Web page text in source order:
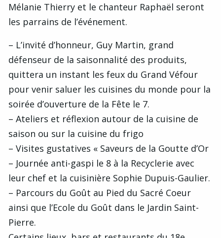
Mélanie Thierry et le chanteur Raphaël seront
les parrains de l’événement.
– L’invité d’honneur, Guy Martin, grand
défenseur de la saisonnalité des produits,
quittera un instant les feux du Grand Véfour
pour venir saluer les cuisines du monde pour la
soirée d’ouverture de la Fête le 7.
– Ateliers et réflexion autour de la cuisine de
saison ou sur la cuisine du frigo
– Visites gustatives « Saveurs de la Goutte d’Or
– Journée anti-gaspi le 8 à la Recyclerie avec
leur chef et la cuisinière Sophie Dupuis-Gaulier.
– Parcours du Goût au Pied du Sacré Coeur
ainsi que l’Ecole du Goût dans le Jardin Saint-
Pierre.